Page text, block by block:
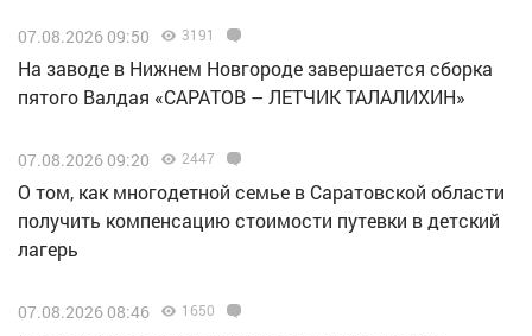
07.08.2026 09:50 3191
Н️а заводе в Нижнем Новгороде завершается сборка
пятого Валдая «САРАТОВ – ЛЕТЧИК ТАЛАЛИХИН»
07.08.2026 09:20 2447
О том, как многодетной семье в Саратовской области
получить компенсацию стоимости путевки в детский
лагерь
07.08.2026 08:46 1650